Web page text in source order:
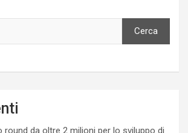
Cerca
round da oltre 2 milioni per lo sviluppo di